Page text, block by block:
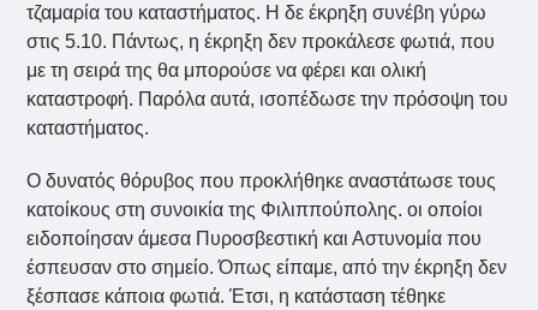
τζαμαρία του καταστήματος. Η δε έκρηξη συνέβη γύρω
στις 5.10. Πάντως, η έκρηξη δεν προκάλεσε φωτιά, που
με τη σειρά της θα μπορούσε να φέρει και ολική
καταστροφή. Παρόλα αυτά, ισοπέδωσε την πρόσοψη του
καταστήματος.
Ο δυνατός θόρυβος που προκλήθηκε αναστάτωσε τους
κατοίκους στη συνοικία της Φιλιππούπολης. οι οποίοι
ειδοποίησαν άμεσα Πυροσβεστική και Αστυνομία που
έσπευσαν στο σημείο. Όπως είπαμε, από την έκρηξη δεν
ξέσπασε κάποια φωτιά. Έτσι, η κατάσταση τέθηκε